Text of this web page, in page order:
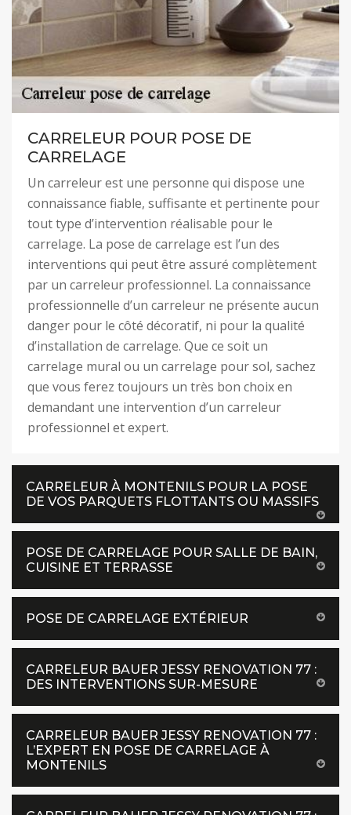
CARRELEUR POUR POSE DE
CARRELAGE
Un carreleur est une personne qui dispose une
connaissance fiable, suffisante et pertinente pour
tout type d’intervention réalisable pour le
carrelage. La pose de carrelage est l’un des
interventions qui peut être assuré complètement
par un carreleur professionnel. La connaissance
professionnelle d’un carreleur ne présente aucun
danger pour le côté décoratif, ni pour la qualité
d’installation de carrelage. Que ce soit un
carrelage mural ou un carrelage pour sol, sachez
que vous ferez toujours un très bon choix en
demandant une intervention d’un carreleur
professionnel et expert.
CARRELEUR À MONTENILS POUR LA POSE
DE VOS PARQUETS FLOTTANTS OU MASSIFS
POSE DE CARRELAGE POUR SALLE DE BAIN,
CUISINE ET TERRASSE
POSE DE CARRELAGE EXTÉRIEUR
CARRELEUR BAUER JESSY RENOVATION 77 :
DES INTERVENTIONS SUR-MESURE
CARRELEUR BAUER JESSY RENOVATION 77 :
L’EXPERT EN POSE DE CARRELAGE À
MONTENILS